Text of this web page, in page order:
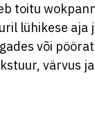
toitu
lühikese aja
või
värvus